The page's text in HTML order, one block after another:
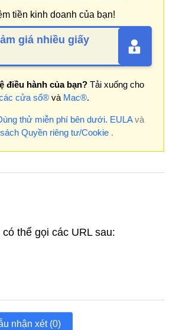
tiền kinh doanh của bạn!
giá nhiều giấy
điều hành của bạn?Tải xuống cho
cửa sổ®và Mac®.
thử miễn phí bên dưới. EULAvà
Quyền riêng tư/Cookie.
thể gọi các URL sau:
nhận xét (0)